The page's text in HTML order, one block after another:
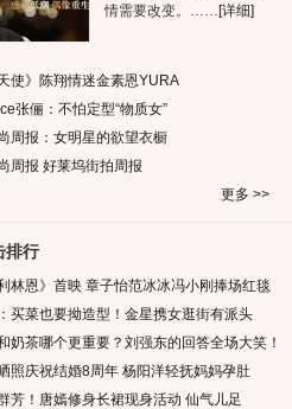
情需要改变。…… [详细]
天使》陈翔情迷金素恩YURA
张俪：不怕定型“物质女”
周报：女明星的欲望衣橱
周报 好莱坞街拍周报
更多 >>
排行
利林恩》首映 章子怡范冰冰冯小刚捧场红毯
买菜也要拗造型！金星携女逛街有派头
奶茶哪个更重要？刘强东的回答全场大笑！
照庆祝结婚8周年 杨阳洋轻抚妈妈孕肚
芳！唐嫣修身长裙现身活动 仙气儿足